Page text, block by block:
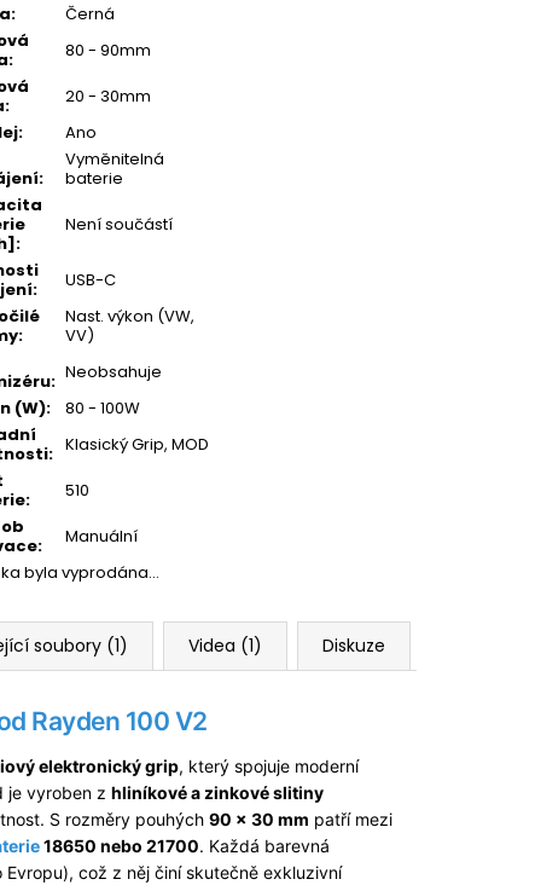
:
Černá
:
80 - 90mm
:
20 - 30mm
:
Ano
:
Vyměnitelná
baterie
:
Není součástí
:
USB-C
:
Nast. výkon (VW,
VV)
: Neobsahuje
(W):
80 - 100W
: Klasický Grip, MOD
:
510
:
Manuální
byla vyprodána…
soubory (1) Videa (1) Diskuze
Rayden 100 V2
elektronický grip, který spojuje moderní
je vyroben z hliníkové a zinkové slitiny
S rozměry pouhých 90 x 30 mm patří mezi
18650 nebo 21700. Každá barevná
což z něj činí skutečně exkluzivní